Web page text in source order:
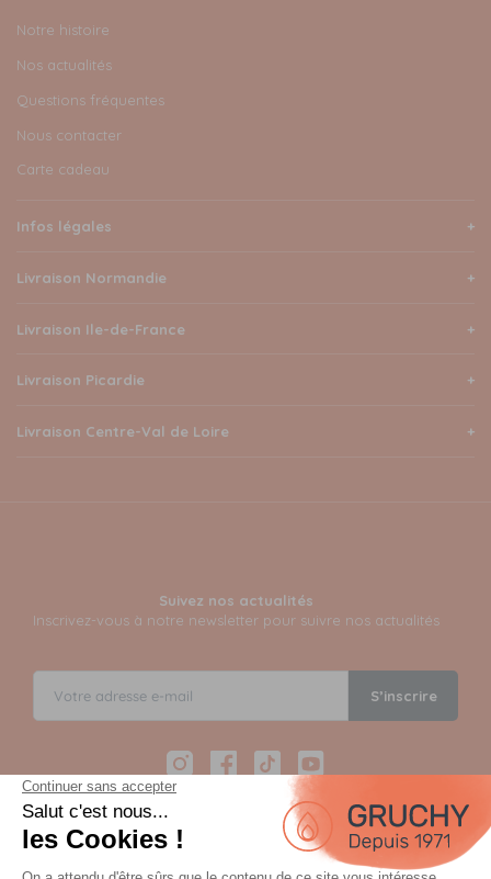
Notre histoire
Nos actualités
Questions fréquentes
Nous contacter
Carte cadeau
Infos légales
Livraison Normandie
Livraison Ile-de-France
Livraison Picardie
Livraison Centre-Val de Loire
Suivez nos actualités
Inscrivez-vous à notre newsletter pour suivre nos actualités
S’inscrire
InstagramFacebook
TikTokYouTube